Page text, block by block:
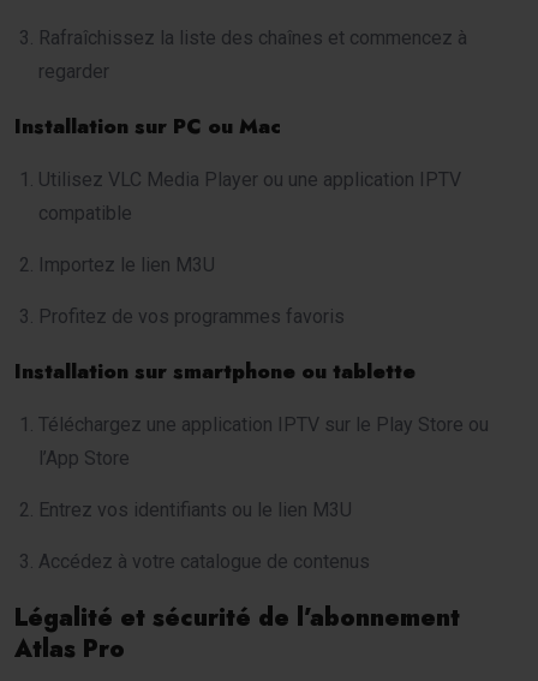
Rafraîchissez la liste des chaînes et commencez à
regarder
Installation sur PC ou Mac
Utilisez VLC Media Player ou une application IPTV
compatible
Importez le lien M3U
Profitez de vos programmes favoris
Installation sur smartphone ou tablette
Téléchargez une application IPTV sur le Play Store ou
l’App Store
Entrez vos identifiants ou le lien M3U
Accédez à votre catalogue de contenus
Légalité et sécurité de l’abonnement
Atlas Pro